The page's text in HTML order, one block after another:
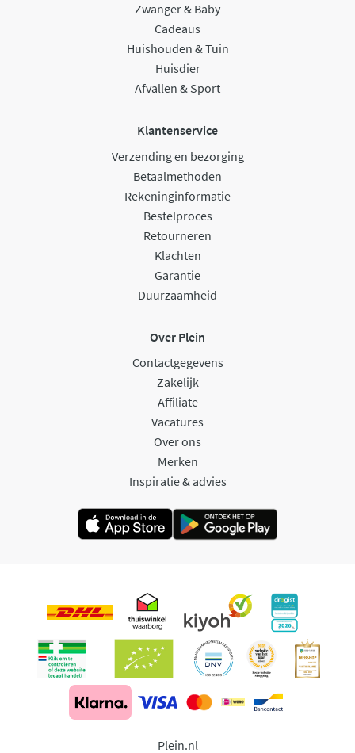
Zwanger & Baby
Cadeaus
Huishouden & Tuin
Huisdier
Afvallen & Sport
Klantenservice
Verzending en bezorging
Betaalmethoden
Rekeninginformatie
Bestelproces
Retourneren
Klachten
Garantie
Duurzaamheid
Over Plein
Contactgegevens
Zakelijk
Affiliate
Vacatures
Over ons
Merken
Inspiratie & advies
Plein.nl